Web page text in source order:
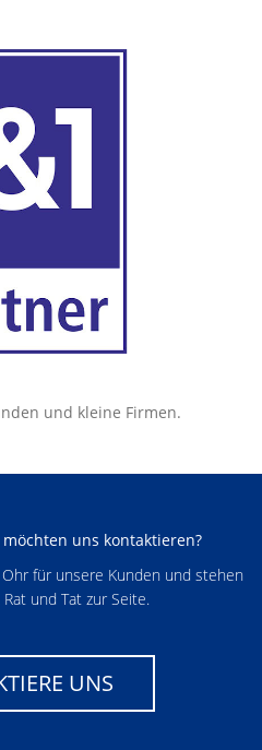
und kleine Firmen.
uns kontaktieren?
für unsere Kunden und stehen
und Tat zur Seite.
UNS